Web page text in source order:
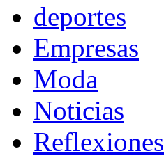
deportes
Empresas
Moda
Noticias
Reflexiones